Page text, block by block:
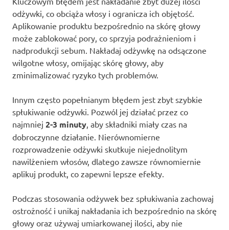
odżywki, co obciąża włosy i ogranicza ich objętość.
Aplikowanie produktu bezpośrednio na skórę głowy
może zablokować pory, co sprzyja podrażnieniom i
nadprodukcji sebum. Nakładaj odżywkę na odsączone
wilgotne włosy, omijając skórę głowy, aby
zminimalizować ryzyko tych problemów.
Innym często popełnianym błędem jest zbyt szybkie
spłukiwanie odżywki. Pozwól jej działać przez co
najmniej 2-3 minuty, aby składniki miały czas na
dobroczynne działanie. Nierównomierne
rozprowadzenie odżywki skutkuje niejednolitym
nawilżeniem włosów, dlatego zawsze równomiernie
aplikuj produkt, co zapewni lepsze efekty.
Podczas stosowania odżywek bez spłukiwania zachowaj
ostrożność i unikaj nakładania ich bezpośrednio na skórę
głowy oraz używaj umiarkowanej ilości, aby nie